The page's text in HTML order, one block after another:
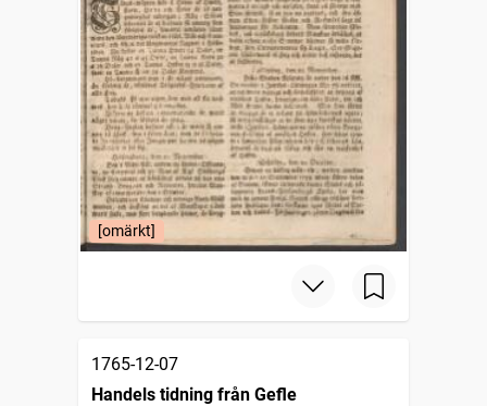
[omärkt]
1765-12-07
Handels tidning från Gefle